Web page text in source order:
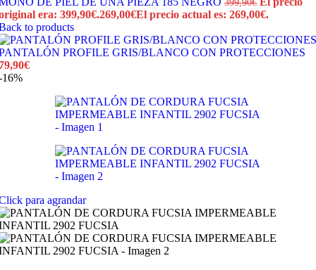
era: 399,90€.269,00€El precio actual es: 269,00€.
to products
PROFILE GRIS/BLANCO CON PROTECCIONES
€
16%
para agrandar